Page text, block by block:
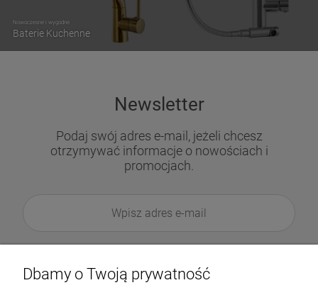
Nowoczesne i wygodne
Baterie Kuchenne
Newsletter
Podaj swój adres e-mail, jeżeli chcesz
otrzymywać informacje o nowościach i
promocjach.
Dbamy o Twoją prywatność